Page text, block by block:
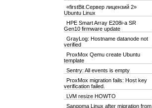
«firstBit.Сервер лицензий 2»
Ubuntu Linux
HPE Smart Array E208i-a SR
Gen10 firmware update
GrayLog: Hostname datanode not
verified
ProxMox Qemu create Ubuntu
template
Sentry: All events is empty
ProxMox migration fails: Host key
verification failed.
LVM resize HOWTO
Sangoma Linux after migration from